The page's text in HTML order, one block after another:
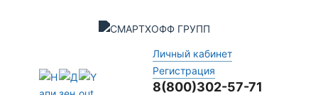
Личный кабинет
Регистрация
8(800)302-57-71